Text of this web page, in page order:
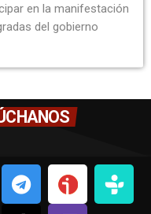
en la manifestación
del gobierno